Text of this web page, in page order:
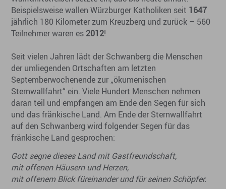
Beispielsweise wallen Würzburger Katholiken seit 1647
jährlich 180 Kilometer zum Kreuzberg und zurück – 560
Teilnehmer waren es 2012!
Seit vielen Jahren lädt der Schwanberg die Menschen
der umliegenden Ortschaften am letzten
Septemberwochenende zur „ökumenischen
Sternwallfahrt“ ein. Viele Hundert Menschen nehmen
daran teil und empfangen am Ende den Segen für sich
und das fränkische Land. Am Ende der Sternwallfahrt
auf den Schwanberg wird folgender Segen für das
fränkische Land gesprochen:
Gott segne dieses Land mit Gastfreundschaft,
mit offenen Häusern und Herzen,
mit offenem Blick füreinander und für seinen Schöpfer.